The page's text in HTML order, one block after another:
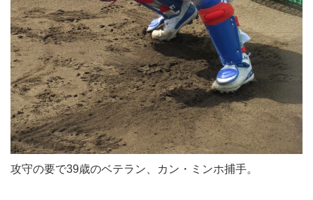
攻守の要で39歳のベテラン、カン・ミンホ捕手。